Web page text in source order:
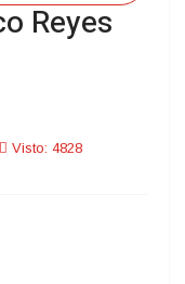
Reyes
Visto: 4828